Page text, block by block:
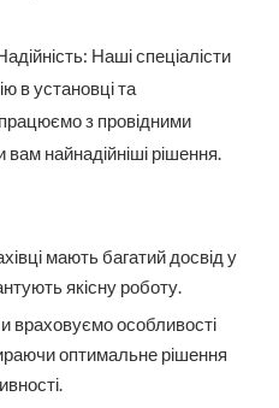
Наші спеціалісти
в установці та
з провідними
найнадійніші рішення.
мають багатий досвід у
якісну роботу.
враховуємо особливості
оптимальне рішення